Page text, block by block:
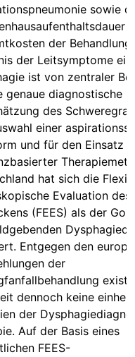
sowie
der
der Leitsymptome
ist von zentraler
genaue diagnostische
des
einer
und für den Einsatz
hat sich die
Evaluation des
(FEES) als der
Entgegen den
der
dennoch keine
der
Auf der Basis eines
FEES-